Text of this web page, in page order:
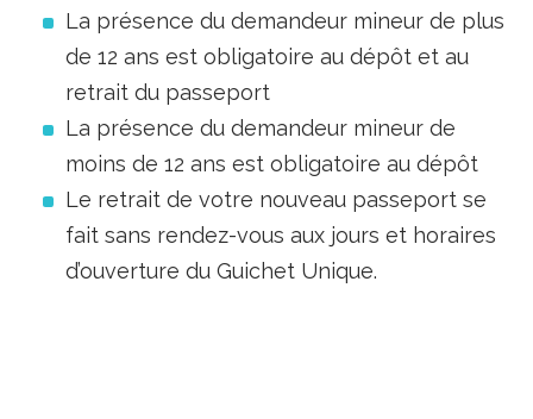
La présence du demandeur mineur de plus
de 12 ans est obligatoire au dépôt et au
retrait du passeport
La présence du demandeur mineur de
moins de 12 ans est obligatoire au dépôt
Le retrait de votre nouveau passeport se
fait sans rendez-vous aux jours et horaires
d’ouverture du Guichet Unique.